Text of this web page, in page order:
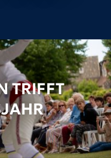
TRIFFT